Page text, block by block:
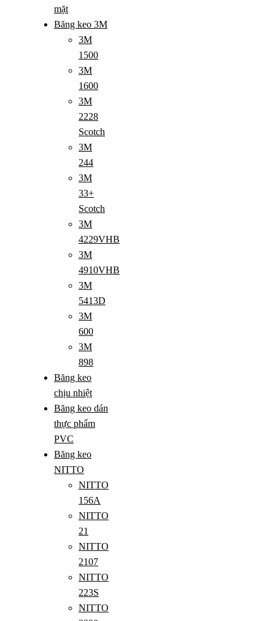
mặt
Băng keo 3M
3M
1500
3M
1600
3M
2228
Scotch
3M
244
3M
33+
Scotch
3M
4229VHB
3M
4910VHB
3M
5413D
3M
600
3M
898
Băng keo
chịu nhiệt
Băng keo dán
thực phẩm
PVC
Băng keo
NITTO
NITTO
156A
NITTO
21
NITTO
2107
NITTO
223S
NITTO